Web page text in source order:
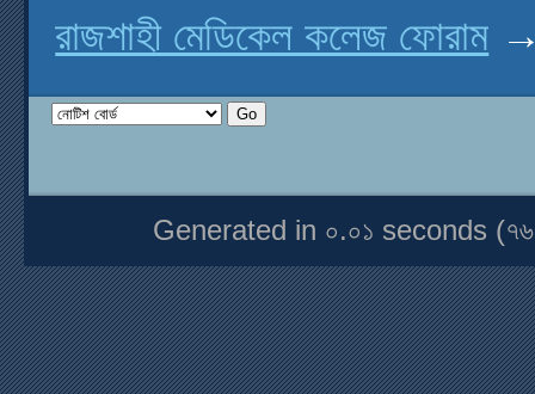
রাজশাহী মেডিকেল কলেজ ফোরাম
Generated in ০.০১ seconds